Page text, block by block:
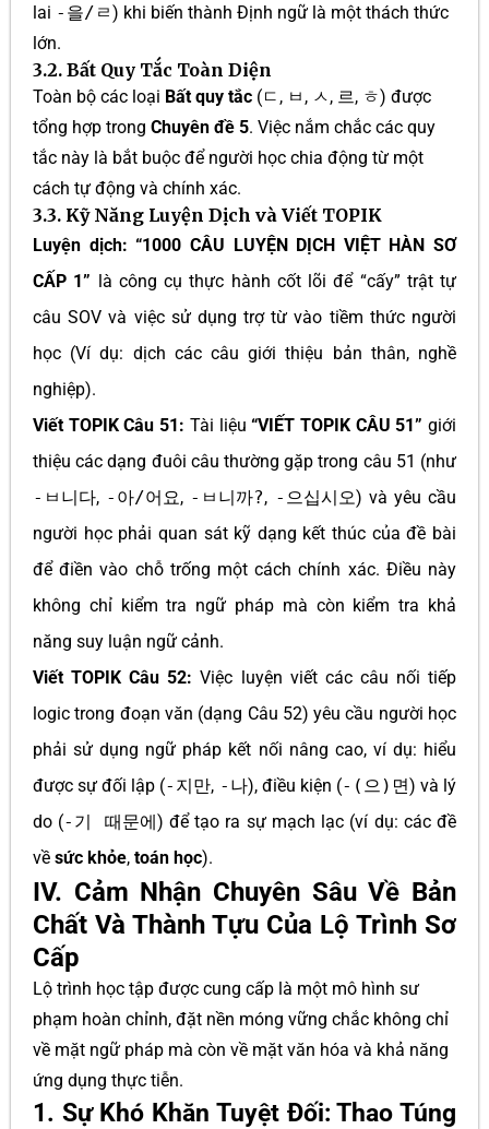
lai -을/ㄹ) khi biến thành Định ngữ là một thách thức
lớn.
3.2. Bất Quy Tắc Toàn Diện
Toàn bộ các loại Bất quy tắc (ㄷ , ㅂ , ㅅ, 르, ㅎ) được
tổng hợp trong Chuyên đề 5. Việc nắm chắc các quy
tắc này là bắt buộc để người học chia động từ một
cách tự động và chính xác.
3.3. Kỹ Năng Luyện Dịch và Viết TOPIK
Luyện dịch: “1000 CÂU LUYỆN DỊCH VIỆT HÀN SƠ
CẤP 1” là công cụ thực hành cốt lõi để “cấy” trật tự
câu SOV và việc sử dụng trợ từ vào tiềm thức người
học (Ví dụ: dịch các câu giới thiệu bản thân, nghề
nghiệp).
Viết TOPIK Câu 51: Tài liệu“VIẾT TOPIK CÂU 51” giới
thiệu các dạng đuôi câu thường gặp trong câu 51 (như
-ㅂ니다, -아/어요, -ㅂ니까?, -으십시오) và yêu cầu
người học phải quan sát kỹ dạng kết thúc của đề bài
để điền vào chỗ trống một cách chính xác. Điều này
không chỉ kiểm tra ngữ pháp mà còn kiểm tra khả
năng suy luận ngữ cảnh.
Viết TOPIK Câu 52: Việc luyện viết các câu nối tiếp
logic trong đoạn văn (dạng Câu 52) yêu cầu người học
phải sử dụng ngữ pháp kết nối nâng cao, ví dụ: hiểu
được sự đối lập (-지만, -나), điều kiện (-(으)면) và lý
do (-기 때문에) để tạo ra sự mạch lạc (ví dụ: các đề
về sức khỏe, toán học).
IV. Cảm Nhận Chuyên Sâu Về Bản
Chất Và Thành Tựu Của Lộ Trình Sơ
Cấp
Lộ trình học tập được cung cấp là một mô hình sư
phạm hoàn chỉnh, đặt nền móng vững chắc không chỉ
về mặt ngữ pháp mà còn về mặt văn hóa và khả năng
ứng dụng thực tiễn.
1. Sự Khó Khăn Tuyệt Đối: Thao Túng